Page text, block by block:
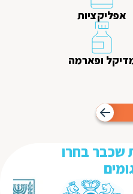
אפליקציות
ופארמה
שכבר בחרו